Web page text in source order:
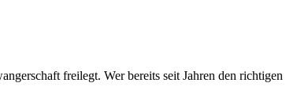
freilegt. Wer bereits seit Jahren den richtigen